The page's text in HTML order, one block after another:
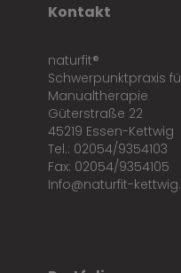
Kontakt
naturfit®
Schwerpunktpraxis
Manualtherapie
Güterstraße 22
45219 Essen-Kettwig
Tel.: 02054/9354103
Fax: 02054/9354105
Info@naturfit-